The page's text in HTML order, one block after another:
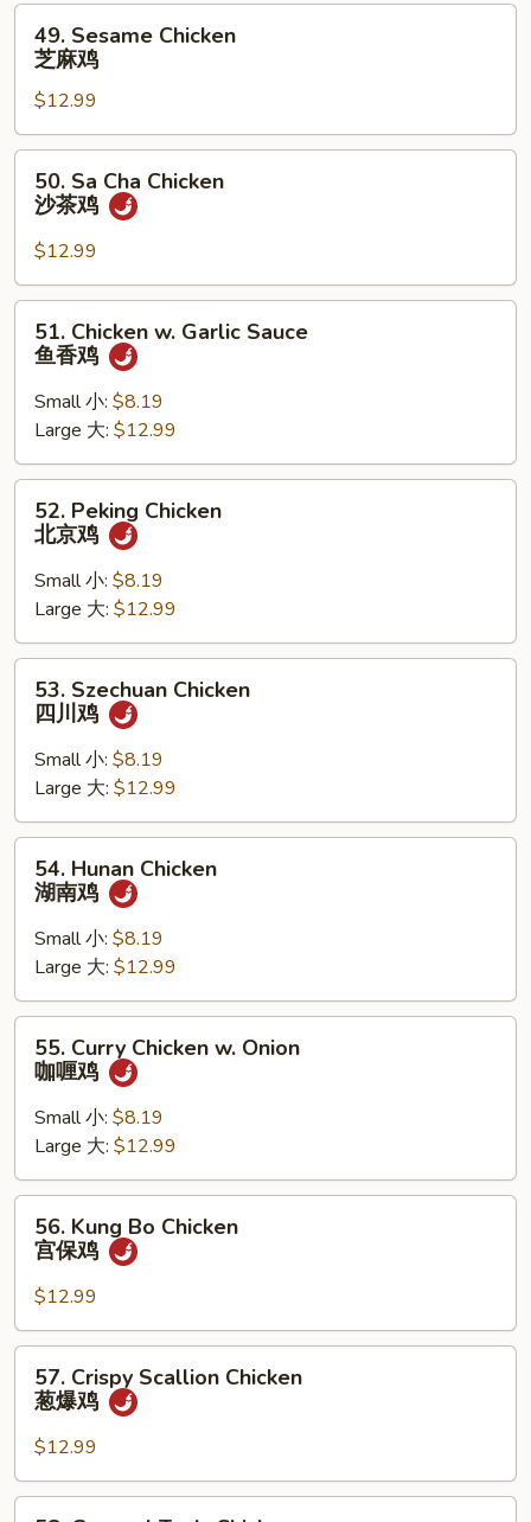
Broccoli
虾
Sesame
Chicken
麻
鸡
49. Sesame Chicken
芝麻鸡
$12.99
Cha
Chicken
沙
茶
50. Sa Cha Chicken
沙茶鸡
$12.99
Chicken
Garlic
Sauce
鱼
香
51. Chicken w. Garlic Sauce
鱼香鸡
Small 小: $8.19
Large 大: $12.99
Peking
Chicken
鸡
52. Peking Chicken
北京鸡
Small 小: $8.19
Large 大: $12.99
Szechuan
Chicken
鸡
53. Szechuan Chicken
四川鸡
Small 小: $8.19
Large 大: $12.99
Hunan
Chicken
鸡
54. Hunan Chicken
湖南鸡
Small 小: $8.19
Large 大: $12.99
Curry
Chicken
Onion
咖
喱
55. Curry Chicken w. Onion
咖喱鸡
Small 小: $8.19
Large 大: $12.99
Kung
Bo
Chicken
宫
保
56. Kung Bo Chicken
宫保鸡
$12.99
Crispy
Scallion
Chicken
葱
爆
57. Crispy Scallion Chicken
葱爆鸡
$12.99